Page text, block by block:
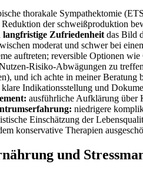
thorakale Sympathektomie
Reduktion der schweißproduktion
Zufriedenheit das Bild
moderat und schwer bei
auftreten; reversible Optionen
Risiko-Abwägungen zu
und⁤ ich achte in ⁣meiner⁤ Beratung
klare Indikationsstellung und
ausführliche Aufklärung über
niedrigere
Einschätzung der
konservative Therapien
und